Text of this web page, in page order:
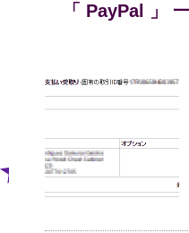
「 PayPal 」